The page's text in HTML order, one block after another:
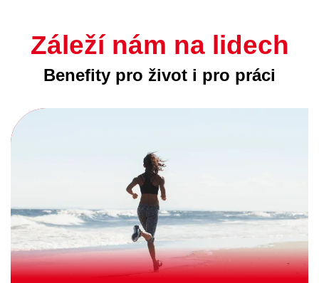
Záleží nám na lidech
Benefity pro život i pro práci